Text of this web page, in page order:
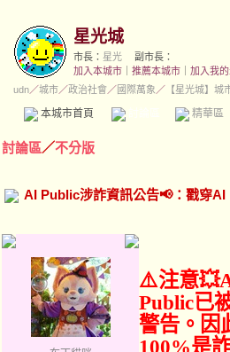
星光城
市長： 星光
副市長：
加入本城市
推薦本城市 加入我
udn／城市／政治社會 ／國際萬象 ／ 【星光城】城
本城市首頁 精華區
討論區／不分版
AI Public涉詐資訊公告📢：戳穿AI
⚠️注意
Public已
警告。因
100%是